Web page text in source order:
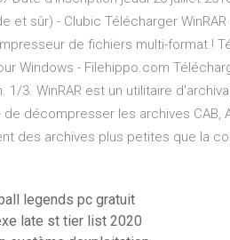
et sûr) - Clubic Télécharger
de fichiers multi-format !
Windows - Filehippo.com
1/3. WinRAR est un utilitaire
décompresser les archives CAB,
des archives plus petites que la
legends pc gratuit
late st tier list 2020